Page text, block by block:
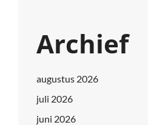
Archief
augustus 2026
juli 2026
juni 2026